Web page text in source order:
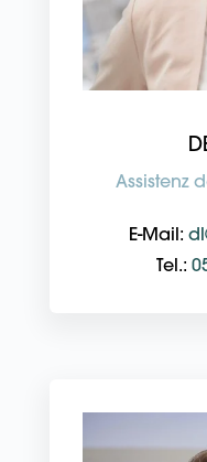
Assistenz
E-Mail:
Tel.: